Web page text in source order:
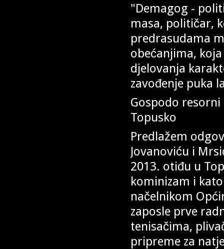
"Demagog -
masa, političar,
predrasudama
obećanjima,
djelovanja
zavođenje puka
Gospodo
Topusko
Predlažem
Jovanoviću i
2013. otiđu u
kominizam i
načelnikom
zaposle prve
tenisačima,
pripreme za